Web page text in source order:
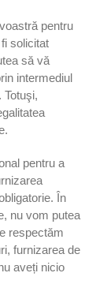
pentru
solicitat
să vă
intermediul
. Totuşi,
pentru a
În
nu vom putea
respectăm
furnizarea de
aveți nicio